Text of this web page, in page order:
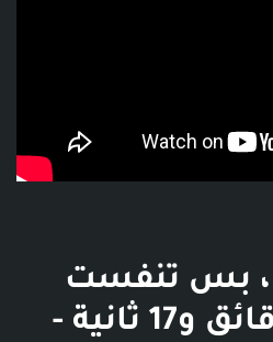
بس تنفست
من جديد - 8 دقائق و17 ثانية -